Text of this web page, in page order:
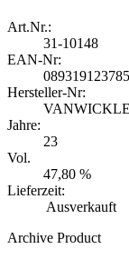
Art.Nr.:
31-10148
EAN-Nr:
089319123785
Hersteller-Nr:
Jahre:
23
Vol.
47,80 %
Lieferzeit:
Ausverkauft
Archive Product